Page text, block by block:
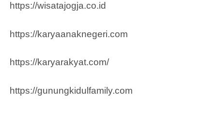
https://wisatajogja.co.id
https://karyaanaknegeri.com
https://karyarakyat.com/
https://gunungkidulfamily.com